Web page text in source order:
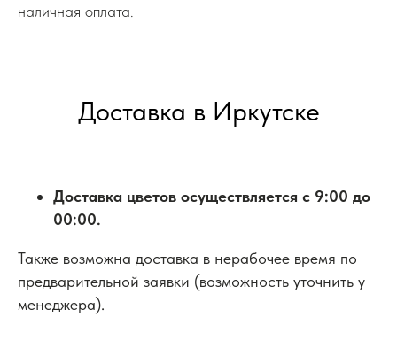
наличная оплата.
Доставка в Иркутске
Доставка цветов осуществляется с 9:00 до
00:00.
Также возможна доставка в нерабочее время по
предварительной заявки (возможность уточнить у
менеджера).